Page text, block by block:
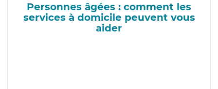
Personnes âgées : comment les
services à domicile peuvent vous
aider